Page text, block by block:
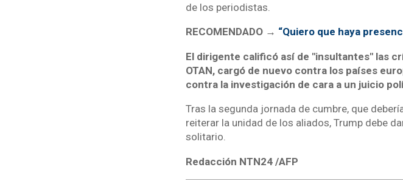
de los periodistas.
RECOMENDADO → “Quiero que haya
El dirigente calificó así de "insultantes" las
OTAN, cargó de nuevo contra los países
contra la investigación de cara a un juicio
Tras la segunda jornada de cumbre, que
reiterar la unidad de los aliados, Trump debe
solitario.
Redacción NTN24 /AFP